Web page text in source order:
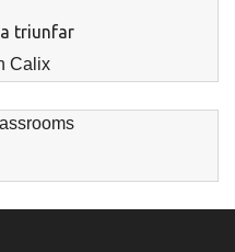
triunfar
Calix